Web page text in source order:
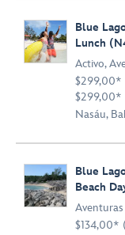
Blue
Lunch
Activo,
$299,00*
$299,00*
Nasáu,
Blue
Beach
$134,00*